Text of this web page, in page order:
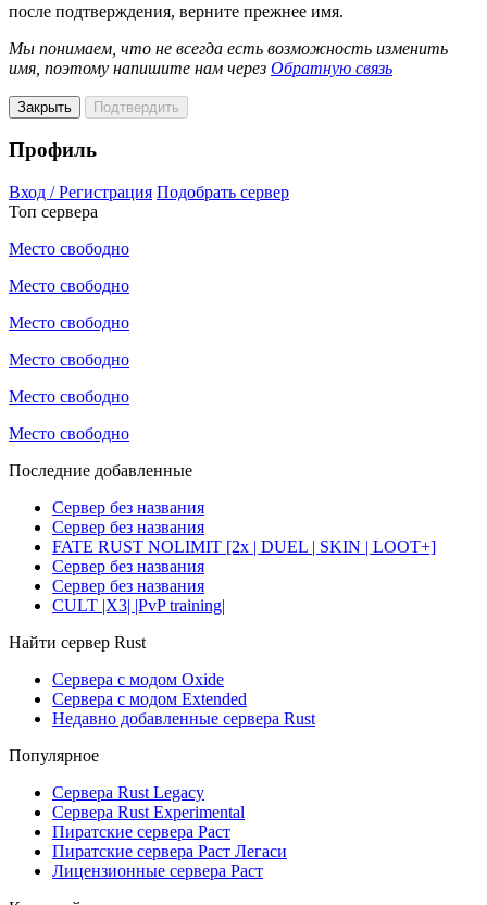
после подтверждения, верните прежнее имя.
Мы понимаем, что не всегда есть возможность изменить
имя, поэтому напишите нам через Обратную связь
Закрыть Подтвердить
Профиль
Вход / Регистрация Подобрать сервер
Топ сервера
Место свободно
Место свободно
Место свободно
Место свободно
Место свободно
Место свободно
Последние добавленные
Сервер без названия
Сервер без названия
FATE RUST NOLIMIT [2x | DUEL | SKIN | LOOT+]
Сервер без названия
Сервер без названия
CULT |X3| |PvP training|
Найти сервер Rust
Сервера с модом Oxide
Сервера с модом Extended
Недавно добавленные сервера Rust
Популярное
Сервера Rust Legacy
Сервера Rust Experimental
Пиратские сервера Раст
Пиратские сервера Раст Легаси
Лицензионные сервера Раст